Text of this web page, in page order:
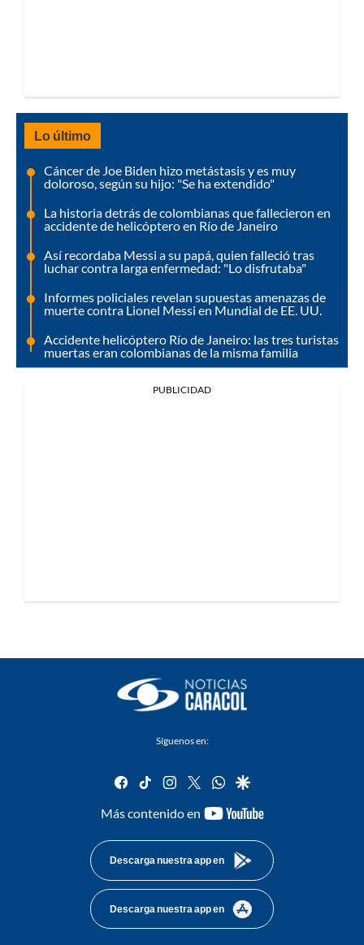
Lo último
Cáncer de Joe Biden hizo metástasis y es muy
doloroso, según su hijo: "Se ha extendido"
La historia detrás de colombianas que fallecieron en
accidente de helicóptero en Río de Janeiro
Así recordaba Messi a su papá, quien falleció tras
luchar contra larga enfermedad: "Lo disfrutaba"
Informes policiales revelan supuestas amenazas de
muerte contra Lionel Messi en Mundial de EE. UU.
Accidente helicóptero Río de Janeiro: las tres turistas
muertas eran colombianas de la misma familia
PUBLICIDAD
Síguenos en:
facebook
tiktok instagram
twitterwhatsapp
google
Más contenido en
youtube-
Descarga nuestra app en
Descarga nuestra app en